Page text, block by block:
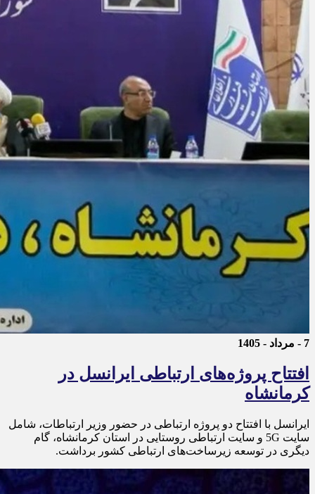
7 - مرداد - 1405
افتتاح پروژه‌های ارتباطی ایرانسل در
کرمانشاه
ایرانسل با افتتاح دو پروژه ارتباطی در حضور وزیر ارتباطات، شامل
سایت 5G و سایت ارتباطی روستایی در استان کرمانشاه، گام
دیگری در توسعه زیرساخت‌های ارتباطی کشور برداشت.